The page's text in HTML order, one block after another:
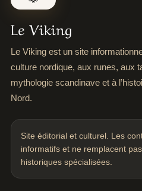
Le Viking
Le Viking est un site
culture nordique, aux runes, aux
mythologie scandinave et à
Nord.
Site éditorial et culturel. Les
informatifs et ne remplacent
historiques spécialisées.